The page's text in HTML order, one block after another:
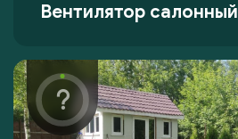
Вентилятор салонный